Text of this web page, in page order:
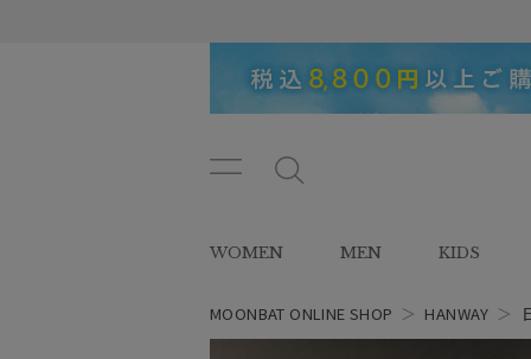
ン
ュ
ー
タ
WOMEN MEN KIDS
MOONBAT ONLINE SHOP ＞ HANWAY ＞